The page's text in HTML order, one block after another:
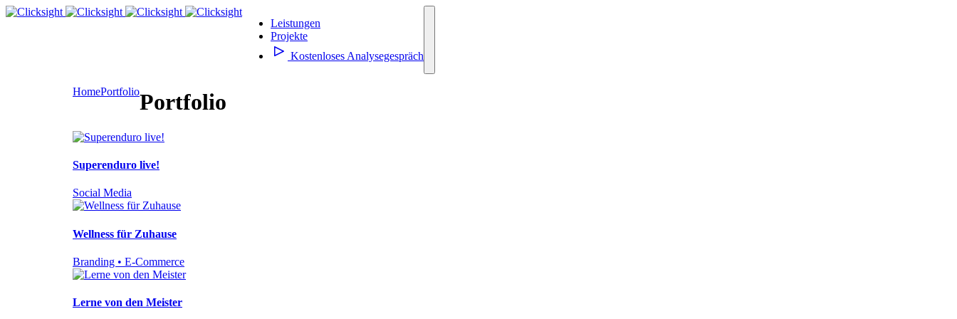
Leistungen
Projekte
Kostenloses Analysegespräch
HomePortfolioPortfolio
Superenduro live!
Social Media
Wellness für Zuhause
Branding • E-Commerce
Lerne von den Meister